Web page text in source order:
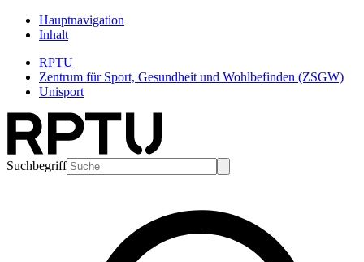
Hauptnavigation
Inhalt
RPTU
Zentrum für Sport, Gesundheit und Wohlbefinden (ZSGW)
Unisport
Suchbegriff